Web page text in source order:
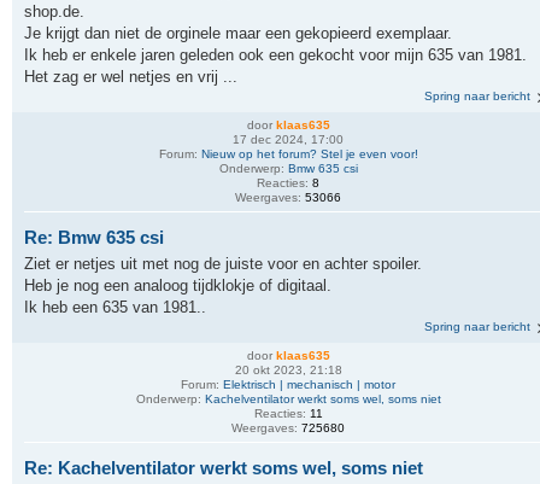
shop.de.
Je krijgt dan niet de orginele maar een gekopieerd exemplaar.
Ik heb er enkele jaren geleden ook een gekocht voor mijn 635 van 1981.
Het zag er wel netjes en vrij ...
Spring naar bericht
door klaas635
17 dec 2024, 17:00
Forum: Nieuw op het forum? Stel je even voor!
Onderwerp: Bmw 635 csi
Reacties: 8
Weergaves: 53066
Re: Bmw 635 csi
Ziet er netjes uit met nog de juiste voor en achter spoiler.
Heb je nog een analoog tijdklokje of digitaal.
Ik heb een 635 van 1981..
Spring naar bericht
door klaas635
20 okt 2023, 21:18
Forum: Elektrisch | mechanisch | motor
Onderwerp: Kachelventilator werkt soms wel, soms niet
Reacties: 11
Weergaves: 725680
Re: Kachelventilator werkt soms wel, soms niet